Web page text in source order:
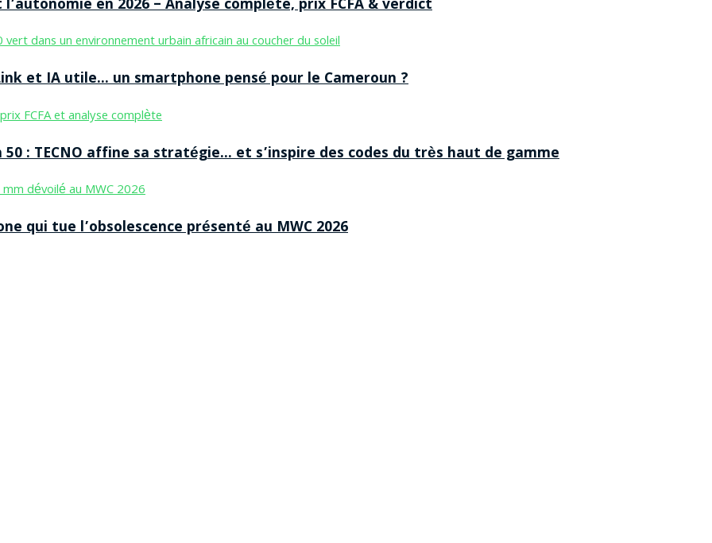
en 2026 – Analyse complète, prix FCFA & verdict
et IA utile… un smartphone pensé pour le Cameroun ?
50 : TECNO affine sa stratégie… et s’inspire des codes du très haut de gamme
qui tue l’obsolescence présenté au MWC 2026